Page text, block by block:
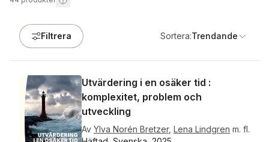
Filtrera Sortera:Trendande
Utvärdering i en osäker tid :
komplexitet, problem och
utveckling
Av Ylva Norén Bretzer, Lena Lindgren m. fl.